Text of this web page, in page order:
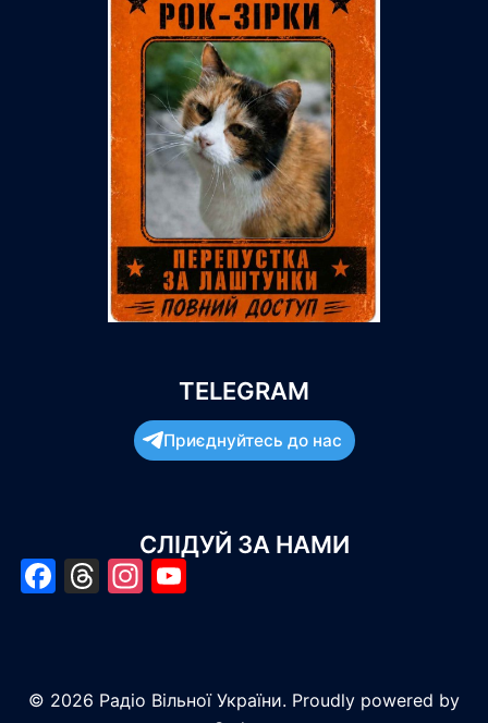
TELEGRAM
Приєднуйтесь до нас
СЛІДУЙ ЗА НАМИ
Facebook
Threads
Instagram
© 2026 Радіо Вільної України. Proudly powered by